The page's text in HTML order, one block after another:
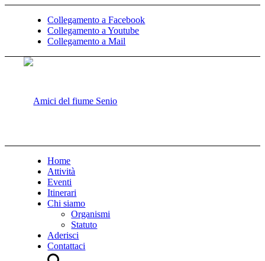
Collegamento a Facebook
Collegamento a Youtube
Collegamento a Mail
Home
Attività
Eventi
Itinerari
Chi siamo
Organismi
Statuto
Aderisci
Contattaci